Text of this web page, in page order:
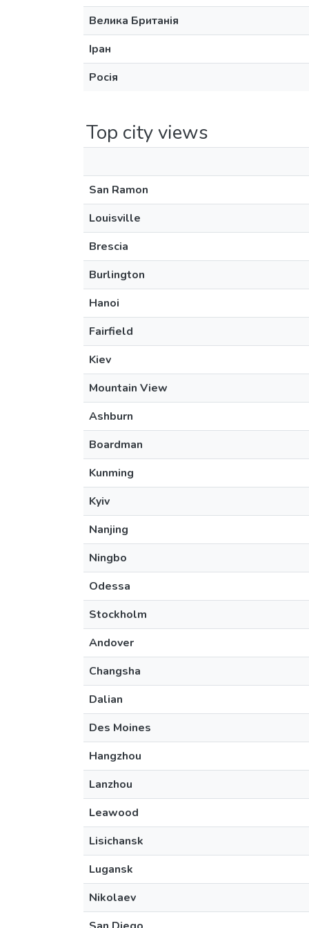
Велика Британія
Іран
Росія
Top city views
San Ramon
Louisville
Brescia
Burlington
Hanoi
Fairfield
Kiev
Mountain View
Ashburn
Boardman
Kunming
Kyiv
Nanjing
Ningbo
Odessa
Stockholm
Andover
Changsha
Dalian
Des Moines
Hangzhou
Lanzhou
Leawood
Lisichansk
Lugansk
Nikolaev